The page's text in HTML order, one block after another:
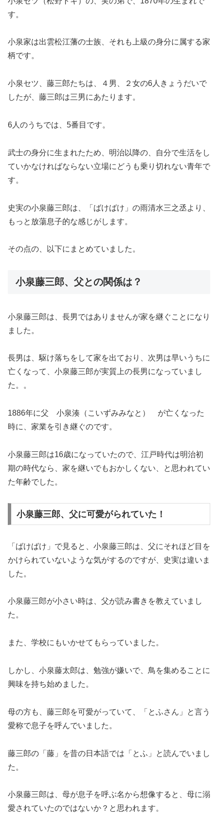
す。
小泉家は出雲松江藩の士族、それも上級の身分に属する家
柄です。
小泉セツ、藤三郎たちは、４男、２女の6人きょうだいで
したが、藤三郎は三男にあたります。
6人のうちでは、5番目です。
武士の身分に生まれたため、明治以降の、自分で生活をし
ていかなければならない立場にどうも乗り切れない青年で
す。
史実の小泉藤三郎は、「ばけばけ」の雨清水三之丞より、
もっと放蕩息子的な感じがします。
その点の、以下にまとめていました。
小泉藤三郎、父との関係は？
小泉藤三郎は、長男ではありませんが家を継ぐことになり
ました。
長男は、駆け落ちをして家を出ており、次男は早いうちに
亡くなって、小泉藤三郎が実質上の長男になっていまし
た。。
1886年に父 小泉湊（こいずみみなと） が亡くなった
時に、家業を引き継ぐのです。
小泉藤三郎は16歳になっていたので、江戸時代は明治初
期の時代なら、家を継いでもおかしくない、と思われてい
た年齢でした。
小泉藤三郎、父に可愛がられていた！
「ばけばけ」で見ると、小泉藤三郎は、父にそれほど目を
かけられていないような気がするのですが、史実は違いま
した。
小泉藤三郎が小さい時は、父が読み書きを教えていまし
た。
また、学校にもいかせてもらっていました。
しかし、小泉藤太郎は、勉強が嫌いで、鳥を集めることに
興味を持ち始めました。
母の方も、藤三郎を可愛がっていて、「とふさん」と言う
愛称で息子を呼んでいました。
藤三郎の「藤」を昔の日本語では「とふ」と読んでいまし
た。
小泉藤三郎は、母が息子を呼ぶ名から想像すると、母に溺
愛されていたのではないか？と思われます。